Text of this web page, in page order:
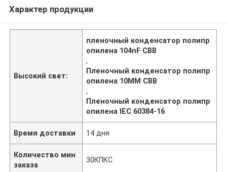
Характер продукции
Высокий свет:
пленочный конденсатор полипр
опилена 104nF CBB
,
Пленочный конденсатор полипр
опилена 10MM CBB
,
Пленочный конденсатор полипр
опилена IEC 60384-16
Время доставки 14 дня
Количество мин
заказа
30КПКС